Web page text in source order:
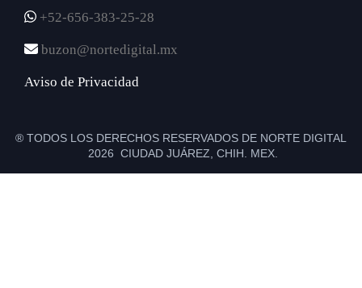
+52-656-383-25-28
buzon@nortedigital.mx
Aviso de Privacidad
® TODOS LOS DERECHOS RESERVADOS DE NORTE DIGITAL
2026 CIUDAD JUÁREZ, CHIH. MEX.